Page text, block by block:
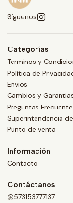
Síguenos
Categorías
Terminos y
Política de
Envios
Cambios y Garantias
Preguntas
Superintendencia
Punto de venta
Información
Contacto
Contáctanos
573153777137